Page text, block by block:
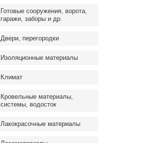
Готовые сооружения, ворота,
гаражи, заборы и др.
Двери, перегородки
Изоляционные материалы
Климат
Кровельные материалы,
системы, водосток
Лакокрасочные материалы